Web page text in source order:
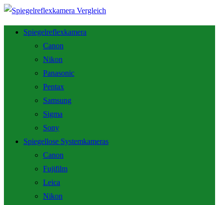
Spiegelreflexkamera
Canon
Nikon
Panasonic
Pentax
Samsung
Sigma
Sony
Spiegellose Systemkameras
Canon
Fujifilm
Leica
Nikon